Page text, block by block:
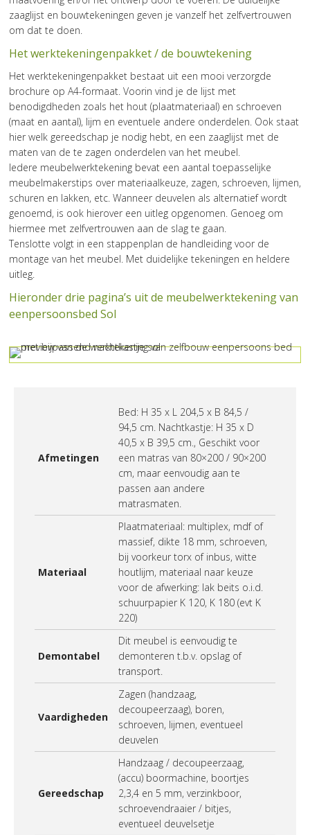
zaaglijst en bouwtekeningen geven je vanzelf het zelfvertrouwen
om dat te doen.
Het werktekeningenpakket / de bouwtekening
Het werktekeningenpakket bestaat uit een mooi verzorgde
brochure op A4-formaat. Voorin vind je de lijst met
benodigdheden zoals het hout (plaatmateriaal) en schroeven
(maat en aantal), lijm en eventuele andere onderdelen. Ook staat
hier welk gereedschap je nodig hebt, en een zaaglijst met de
maten van de te zagen onderdelen van het meubel.
Iedere meubelwerktekening bevat een aantal toepasselijke
meubelmakerstips over materiaalkeuze, zagen, schroeven, lijmen,
schuren en lakken, etc. Wanneer deuvelen als alternatief wordt
genoemd, is ook hierover een uitleg opgenomen. Genoeg om
hiermee met zelfvertrouwen aan de slag te gaan.
Tenslotte volgt in een stappenplan de handleiding voor de
montage van het meubel. Met duidelijke tekeningen en heldere
uitleg.
Hieronder drie pagina’s uit de meubelwerktekening van
eenpersoonsbed Sol
Afmetingen
Bed: H 35 x L 204,5 x B 84,5 /
94,5 cm. Nachtkastje: H 35 x D
40,5 x B 39,5 cm., Geschikt voor
een matras van 80×200 / 90×200
cm, maar eenvoudig aan te
passen aan andere
matrasmaten.
Materiaal
Plaatmateriaal: multiplex, mdf of
massief, dikte 18 mm, schroeven,
bij voorkeur torx of inbus, witte
houtlijm, materiaal naar keuze
voor de afwerking: lak beits o.i.d.
schuurpapier K 120, K 180 (evt K
220)
Demontabel
Dit meubel is eenvoudig te
demonteren t.b.v. opslag of
transport.
Vaardigheden
Zagen (handzaag,
decoupeerzaag), boren,
schroeven, lijmen, eventueel
deuvelen
Gereedschap
Handzaag / decoupeerzaag,
(accu) boormachine, boortjes
2,3,4 en 5 mm, verzinkboor,
schroevendraaier / bitjes,
eventueel deuvelsetje